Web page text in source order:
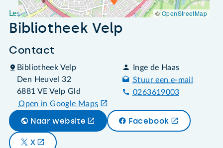
Leslocatie
Bibliotheek Velp
Contact
Bibliotheek Velp
Den Heuvel 32
6881 VE Velp Gld
Open in Google Maps
Inge de Haas
Stuur een e-mail
0263619003
Naar website Facebook
X
©OpenStreetMap